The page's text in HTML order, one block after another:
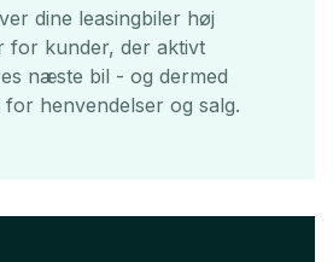
dine leasingbiler høj
for kunder, der aktivt
næste bil - og dermed
henvendelser og salg.